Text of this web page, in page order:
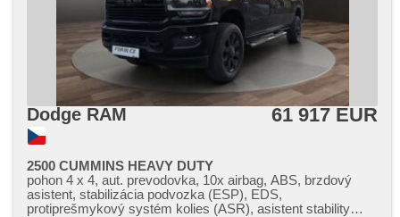
Dodge RAM 61 917 EUR
2500 CUMMINS HEAVY DUTY
pohon 4 x 4, aut. prevodovka, 10x airbag, ABS, brzdový
asistent, stabilizácia podvozka (ESP), EDS,
protiprešmykový systém kolies (ASR), asistent stability